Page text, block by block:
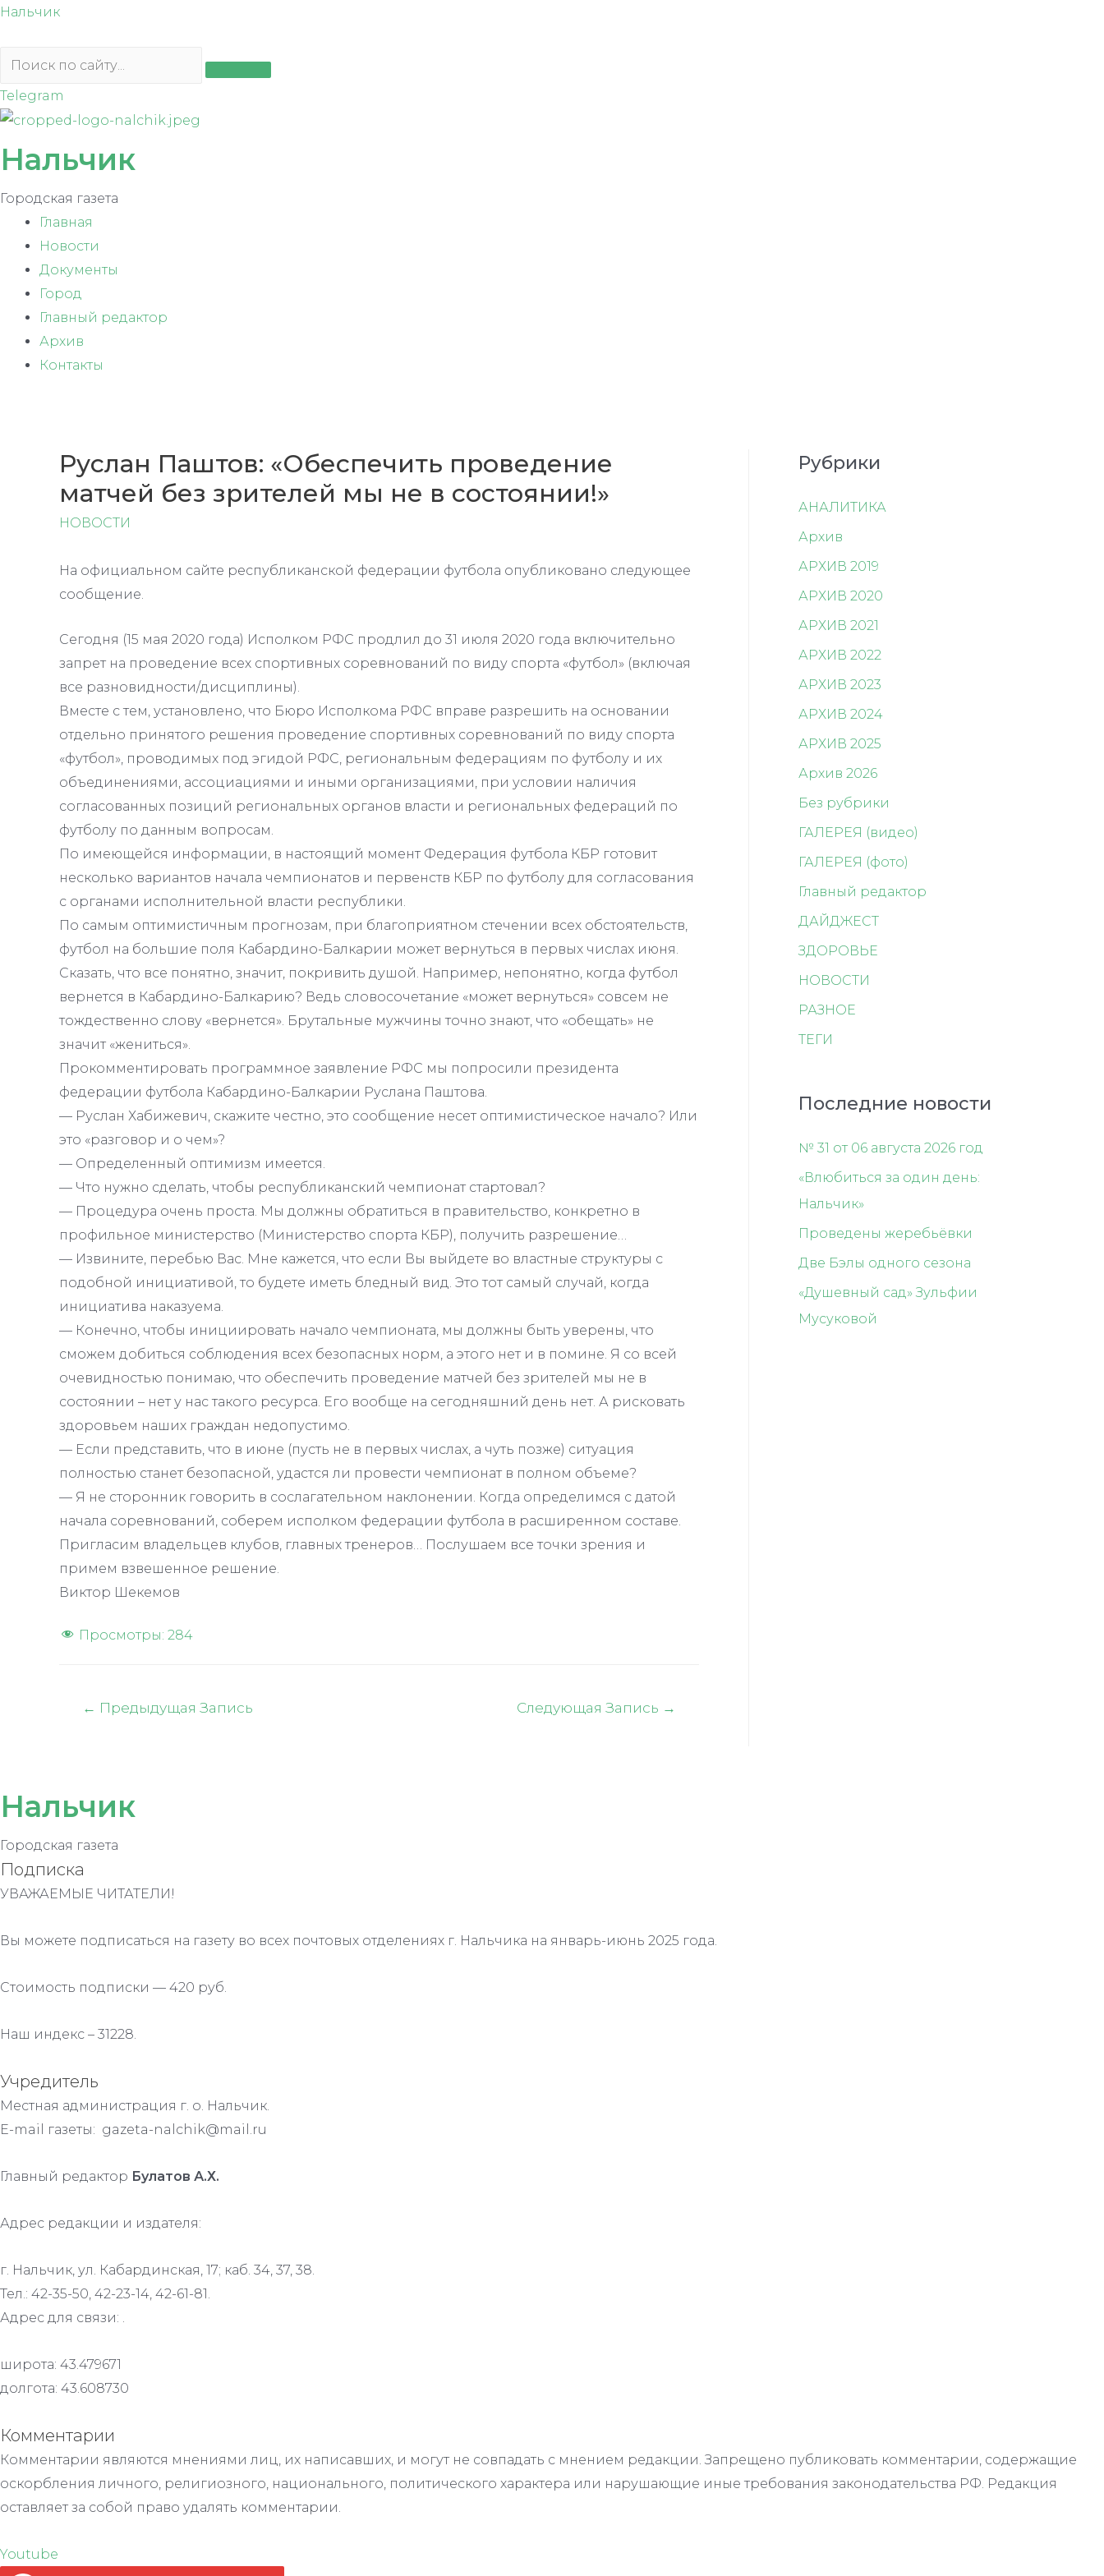
Перейти
содержимому
Нальчик
Telegram
Нальчик
Городская газета
Главная
Новости
Документы
Город
Главный редактор
Архив
Контакты
Руслан Паштов: «Обеспечить проведение
матчей без зрителей мы не в состоянии!»
НОВОСТИ
На официальном сайте республиканской федерации футбола опубликовано следующее
сообщение.
Сегодня (15 мая 2020 года) Исполком РФС продлил до 31 июля 2020 года включительно
запрет на проведение всех спортивных соревнований по виду спорта «футбол» (включая
все разновидности/дисциплины).
Вместе с тем, установлено, что Бюро Исполкома РФС вправе разрешить на основании
отдельно принятого решения проведение спортивных соревнований по виду спорта
«футбол», проводимых под эгидой РФС, региональным федерациям по футболу и их
объединениями, ассоциациями и иными организациями, при условии наличия
согласованных позиций региональных органов власти и региональных федераций по
футболу по данным вопросам.
По имеющейся информации, в настоящий момент Федерация футбола КБР готовит
несколько вариантов начала чемпионатов и первенств КБР по футболу для согласования
с органами исполнительной власти республики.
По самым оптимистичным прогнозам, при благоприятном стечении всех обстоятельств,
футбол на большие поля Кабардино-Балкарии может вернуться в первых числах июня.
Сказать, что все понятно, значит, покривить душой. Например, непонятно, когда футбол
вернется в Кабардино-Балкарию? Ведь словосочетание «может вернуться» совсем не
тождественно слову «вернется». Брутальные мужчины точно знают, что «обещать» не
значит «жениться».
Прокомментировать программное заявление РФС мы попросили президента
федерации футбола Кабардино-Балкарии Руслана Паштова.
— Руслан Хабижевич, скажите честно, это сообщение несет оптимистическое начало? Или
это «разговор и о чем»?
— Определенный оптимизм имеется.
— Что нужно сделать, чтобы республиканский чемпионат стартовал?
— Процедура очень проста. Мы должны обратиться в правительство, конкретно в
профильное министерство (Министерство спорта КБР), получить разрешение…
— Извините, перебью Вас. Мне кажется, что если Вы выйдете во властные структуры с
подобной инициативой, то будете иметь бледный вид. Это тот самый случай, когда
инициатива наказуема.
— Конечно, чтобы инициировать начало чемпионата, мы должны быть уверены, что
сможем добиться соблюдения всех безопасных норм, а этого нет и в помине. Я со всей
очевидностью понимаю, что обеспечить проведение матчей без зрителей мы не в
состоянии – нет у нас такого ресурса. Его вообще на сегодняшний день нет. А рисковать
здоровьем наших граждан недопустимо.
— Если представить, что в июне (пусть не в первых числах, а чуть позже) ситуация
полностью станет безопасной, удастся ли провести чемпионат в полном объеме?
— Я не сторонник говорить в сослагательном наклонении. Когда определимся с датой
начала соревнований, соберем исполком федерации футбола в расширенном составе.
Пригласим владельцев клубов, главных тренеров… Послушаем все точки зрения и
примем взвешенное решение.
Виктор Шекемов
Просмотры: 284
Навигация
← Предыдущая Запись Следующая Запись →
Рубрики
АНАЛИТИКА
Архив
АРХИВ 2019
АРХИВ 2020
АРХИВ 2021
АРХИВ 2022
АРХИВ 2023
АРХИВ 2024
АРХИВ 2025
Архив 2026
Без рубрики
ГАЛЕРЕЯ (видео)
ГАЛЕРЕЯ (фото)
Главный редактор
ДАЙДЖЕСТ
ЗДОРОВЬЕ
НОВОСТИ
РАЗНОЕ
ТЕГИ
Последние новости
№ 31 от 06 августа 2026 год
«Влюбиться за один день:
Нальчик»
Проведены жеребьёвки
Две Бэлы одного сезона
«Душевный сад» Зульфии
Мусуковой
Нальчик
Городская газета
Подписка
УВАЖАЕМЫЕ ЧИТАТЕЛИ!
Вы можете подписаться на газету во всех почтовых отделениях г. Нальчика на январь-июнь 2025 года.
Стоимость подписки — 420 руб.
Наш индекс – 31228.
Учредитель
Местная администрация г. о. Нальчик.
E-mail газеты: gazeta-nalchik@mail.ru
Главный редактор Булатов А.Х.
Адрес редакции и издателя:
г. Нальчик, ул. Кабардинская, 17; каб. 34, 37, 38.
Тел.: 42-35-50, 42-23-14, 42-61-81.
Адрес для связи: .
широта: 43.479671
долгота: 43.608730
Комментарии
Комментарии являются мнениями лиц, их написавших, и могут не совпадать с мнением редакции. Запрещено публиковать комментарии, содержащие
оскорбления личного, религиозного, национального, политического характера или нарушающие иные требования законодательства РФ. Редакция
оставляет за собой право удалять комментарии.
Youtube